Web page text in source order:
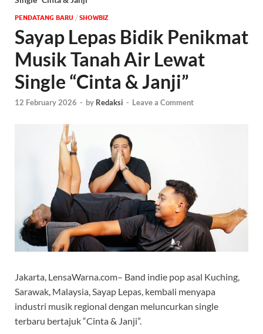
PENDATANG BARU / ‎SHOWBIZ
Sayap Lepas Bidik Penikmat
Musik Tanah Air Lewat
Single “Cinta & Janji”
12 February 2026 - by Redaksi - Leave a Comment
Jakarta, LensaWarna.com– Band indie pop asal Kuching,
Sarawak, Malaysia, Sayap Lepas, kembali menyapa
industri musik regional dengan meluncurkan single
terbaru bertajuk “Cinta & Janji”.